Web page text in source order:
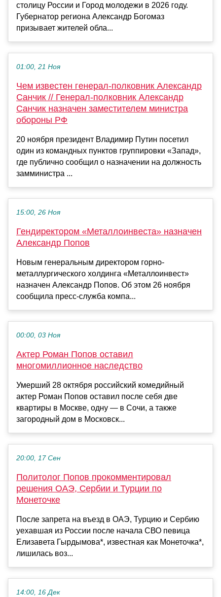
столицу России и Город молодежи в 2026 году.
Губернатор региона Александр Богомаз
призывает жителей обла...
01:00, 21 Ноя
Чем известен генерал-полковник Александр
Санчик // Генерал-полковник Александр
Санчик назначен заместителем министра
обороны РФ
20 ноября президент Владимир Путин посетил
один из командных пунктов группировки «Запад»,
где публично сообщил о назначении на должность
замминистра ...
15:00, 26 Ноя
Гендиректором «Металлоинвеста» назначен
Александр Попов
Новым генеральным директором горно-
металлургического холдинга «Металлоинвест»
назначен Александр Попов. Об этом 26 ноября
сообщила пресс-служба компа...
00:00, 03 Ноя
Актер Роман Попов оставил
многомиллионное наследство
Умерший 28 октября российский комедийный
актер Роман Попов оставил после себя две
квартиры в Москве, одну — в Сочи, а также
загородный дом в Московск...
20:00, 17 Сен
Политолог Попов прокомментировал
решения ОАЭ, Сербии и Турции по
Монеточке
После запрета на въезд в ОАЭ, Турцию и Сербию
уехавшая из России после начала СВО певица
Елизавета Гырдымова*, известная как Монеточка*,
лишилась воз...
14:00, 16 Дек